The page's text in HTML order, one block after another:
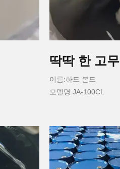
딱딱 한 고무
이름:하드 본드
모델명:JA-100CL